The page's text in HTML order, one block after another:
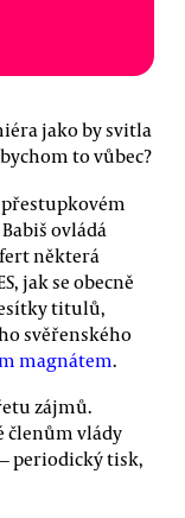
jako by svitla
to vůbec?
ovládá
některá
jak se obecně
titulů,
svěřenského
magnátem.
zájmů.
členům vlády
periodický tisk,